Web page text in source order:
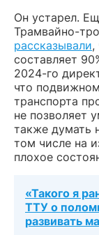
Он устарел.
Трамвайно-
рассказывали,
составляет
2024-го
что
транспорта
не позволяет
также думать
том числе на
плохое
«Такого я
ТТУ о
развивать